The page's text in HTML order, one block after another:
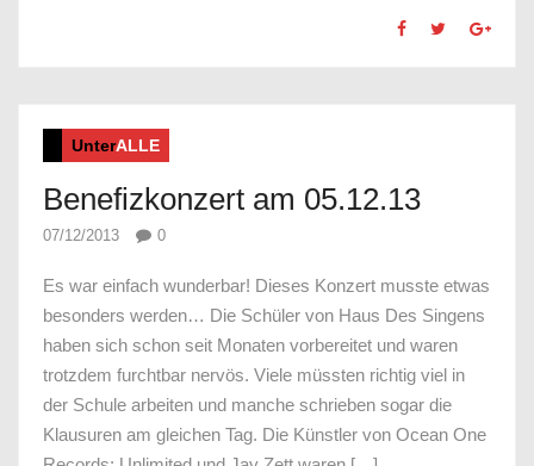
UnterALLE
Benefizkonzert am 05.12.13
07/12/2013 0
Es war einfach wunderbar! Dieses Konzert musste etwas
besonders werden… Die Schüler von Haus Des Singens
haben sich schon seit Monaten vorbereitet und waren
trotzdem furchtbar nervös. Viele müssten richtig viel in
der Schule arbeiten und manche schrieben sogar die
Klausuren am gleichen Tag. Die Künstler von Ocean One